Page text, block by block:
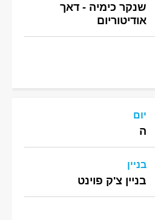
שנקר כימיה - דאך
אודיטוריום
יום
ה
בניין
בניין צ'ק פוינט